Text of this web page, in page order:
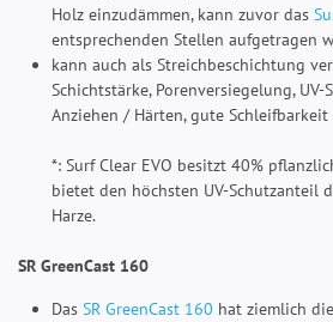
Holz einzudämmen, kann zuvor das
entsprechenden Stellen aufgetragen
kann auch als Streichbeschichtung
Schichtstärke, Porenversiegelung,
Anziehen / Härten, gute
*: Surf Clear EVO besitzt 40%
bietet den höchsten UV-Schutzanteil
Harze.
SR GreenCast 160
Das SR GreenCast 160 hat ziemlich